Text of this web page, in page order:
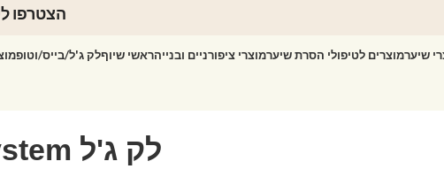
הצטרפו
שיערמוצרים לטיפולי הסרת שיערמוצרי ציפורניים ובנייהראשי שיוףלק ג'ל/בייס/וטופ